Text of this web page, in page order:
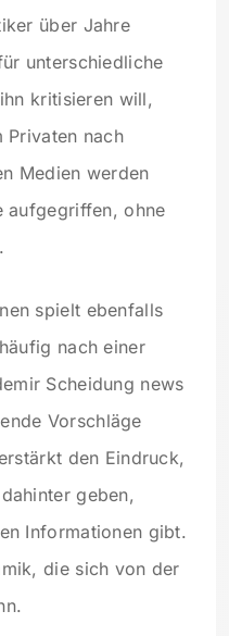
über Jahre
unterschiedliche
kritisieren will,
Privaten nach
Medien werden
aufgegriffen, ohne
spielt ebenfalls
nach einer
Scheidung news
Vorschläge
den Eindruck,
geben,
Informationen gibt.
die sich von der